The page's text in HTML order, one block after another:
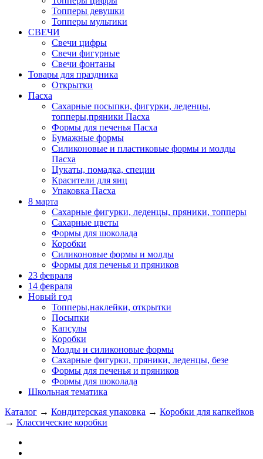
Топперы девушки
Топперы мультики
СВЕЧИ
Свечи цифры
Свечи фигурные
Свечи фонтаны
Товары для праздника
Открытки
Пасха
Сахарные посыпки, фигурки, леденцы,
топперы,пряники Пасха
Формы для печенья Пасха
Бумажные формы
Силиконовые и пластиковые формы и молды
Пасха
Цукаты, помадка, специи
Красители для яиц
Упаковка Пасха
8 марта
Сахарные фигурки, леденцы, пряники, топперы
Сахарные цветы
Формы для шоколада
Коробки
Силиконовые формы и молды
Формы для печенья и пряников
23 февраля
14 февраля
Новый год
Топперы,наклейки, открытки
Посыпки
Капсулы
Коробки
Молды и силиконовые формы
Сахарные фигурки, пряники, леденцы, безе
Формы для печенья и пряников
Формы для шоколада
Школьная тематика
Каталог → Кондитерская упаковка → Коробки для капкейков
→ Классические коробки